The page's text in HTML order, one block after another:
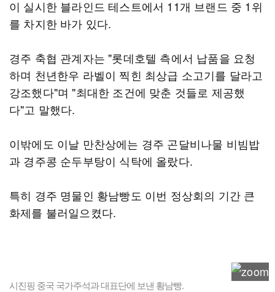
이 실시한 블라인드 테스트에서 11개 브랜드 중 1위
를 차지한 바가 있다.
경주 축협 관계자는 "롯데호텔 측에서 납품을 요청
하며 천년한우 라벨이 찍힌 최상급 소고기를 달라고
강조했다"며 "최대한 조건에 맞춘 것들로 제공했
다"고 말했다.
이밖에도 이날 만찬상에는 경주 곤달비나물 비빔밥
과 경주콩 순두부탕이 식탁에 올랐다.
특히 경주 명물인 황남빵도 이번 정상회의 기간 큰
화제를 불러일으켰다.
시진핑 중국 국가주석과 대표단에 보낸 황남빵.